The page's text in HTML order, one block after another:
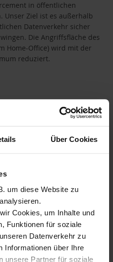
Über Cookies
um diese Website zu
Cookies, um Inhalte und
Funktionen für soziale
Datenverkehr zu
Informationen über Ihre
unsere Partner für soziale
in öffentlichen
Unser Ziel ist es außerhalb
Datenverkehr sicher
Die Angriffsfläche des
Home-Office) wird mit der
reduziert.
VPN Client „WatchGuard
Da der Premium VPN-Client
ist (der
IKEv1), möchte ich einen
ebenfalls IKEv2:HOWTO:
Client by NCP – Jetzt auch
GmbH
,Endpoint Enforcement,Home-